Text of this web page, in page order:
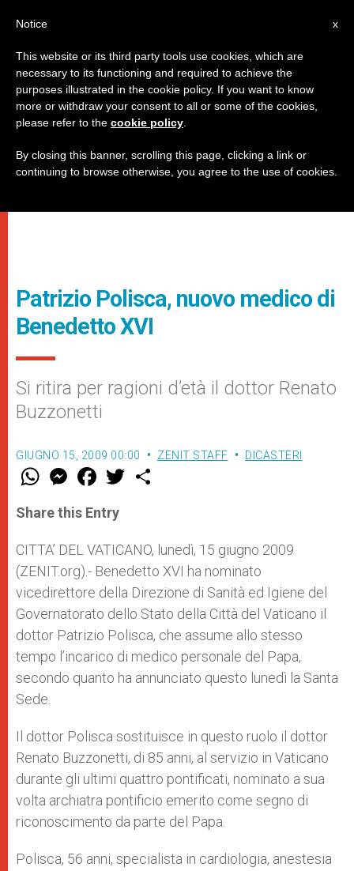
Patrizio Polisca, nuovo medico di
Benedetto XVI
Si ritira per ragioni d’età il dottor Renato
Buzzonetti
GIUGNO 15, 2009 00:00 ZENIT STAFF DICASTERI
W
t
s
p
p
M
e
s
e
g
e
r
F
a
e
b
o
k
w
r
Share this Entry
CITTA’ DEL VATICANO, lunedì, 15 giugno 2009
(ZENIT.org).- Benedetto XVI ha nominato
vicedirettore della Direzione di Sanità ed Igiene del
Governatorato dello Stato della Città del Vaticano il
dottor Patrizio Polisca, che assume allo stesso
tempo l’incarico di medico personale del Papa,
secondo quanto ha annunciato questo lunedì la Santa
Sede.
Il dottor Polisca sostituisce in questo ruolo il dottor
Renato Buzzonetti, di 85 anni, al servizio in Vaticano
durante gli ultimi quattro pontificati, nominato a sua
volta archiatra pontificio emerito come segno di
riconoscimento da parte del Papa.
Polisca, 56 anni, specialista in cardiologia, anestesia
x
Notice
This website or its third party tools use cookies, which are
necessary to its functioning and required to achieve the
purposes illustrated in the cookie policy. If you want to know
more or withdraw your consent to all or some of the cookies,
please refer to the cookie policy
By closing this banner, scrolling this page, clicking a link or
continuing to browse otherwise, you agree to the use of cookies.